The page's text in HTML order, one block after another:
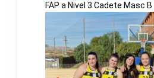
FAP a Nivel 3 Cadete Masc B